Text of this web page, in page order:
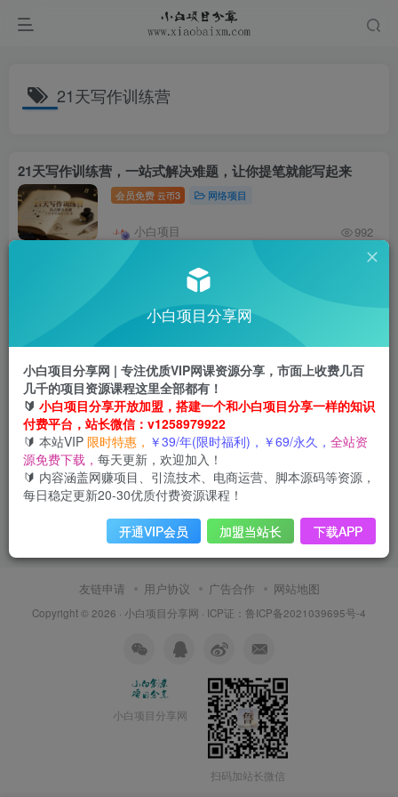
21天写作训练营
21天写作训练营，​一站式解决难题，让你提笔就能写起来
会员免费 云币3 网络项目
小白项目 992
友链申请 用户协议 广告合作 网站地图
Copyright © 2026 · 小白项目分享网 · ICP证： 鲁ICP备2021039695号-4
小白项目分享网
扫码加站长微信
小白项目分享网
小白项目分享网 | 专注优质VIP网课资源分享，市面上收费几百
几千的项目资源课程这里全部都有！
🔰 小白项目分享开放加盟，搭建一个和小白项目分享一样的知识
付费平台，站长微信：v1258979922
🔰 本站VIP 限时特惠， ￥39/年(限时福利)，￥69/永久， 全站资
源免费下载， 每天更新，欢迎加入！
🔰 内容涵盖网赚项目、引流技术、电商运营、脚本源码等资源，
每日稳定更新20-30优质付费资源课程！
开通VIP会员 加盟当站长 下载APP